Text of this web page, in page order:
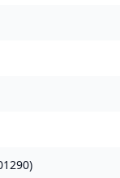
)